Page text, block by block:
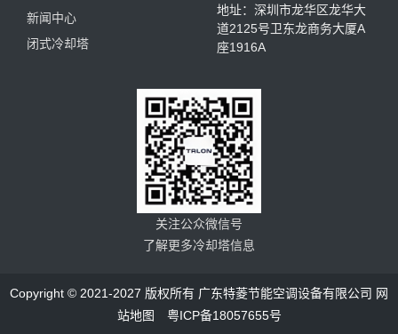
新闻中心
闭式冷却塔
地址：深圳市龙华区龙华大
道2125号卫东龙商务大厦A
座1916A
关注公众微信号
了解更多冷却塔信息
Copyright © 2021-2027 版权所有 广东特菱节能空调设备有限公司 网
站地图
粤ICP备18057655号